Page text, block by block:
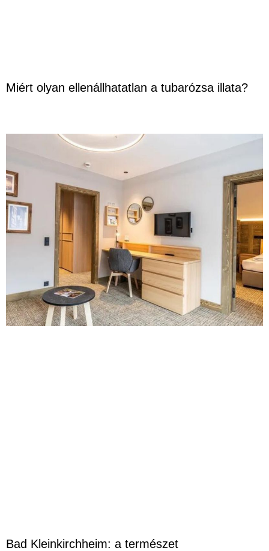
Miért olyan ellenállhatatlan a tubarózsa illata?
Bad Kleinkirchheim: a természet